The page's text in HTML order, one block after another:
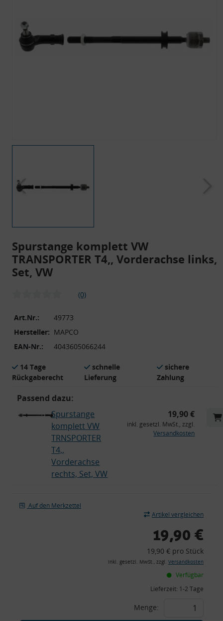
Spurstange komplett VW
TRANSPORTER T4,, Vorderachse links,
Set, VW
(0)
Art.Nr.:
49773
Hersteller: MAPCO
EAN-Nr.:
4043605066244
14 Tage
Rückgaberecht
schnelle
Lieferung
sichere
Zahlung
Passend dazu:
Spurstange
komplett VW
TRNSPORTER
T4,,
Vorderachse
rechts, Set, VW
19,90 €
inkl. gesetzl. MwSt., zzgl.
Versandkosten
Auf den Merkzettel
Artikel vergleichen
19,90 €
19,90 € pro Stück
inkl. gesetzl. MwSt., zzgl. Versandkosten
Verfügbar
Lieferzeit: 1-2 Tage
Menge: